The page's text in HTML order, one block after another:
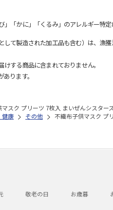
「かに」「くるみ」のアレルギー特定
て製造された加工品も含む）は、漁
する商品に含まれておりません。
ります。
スク プリーツ 7枚入 まいぜんシスター
健康 その他 不織布子供マスク プ
敬老の日 お歳暮